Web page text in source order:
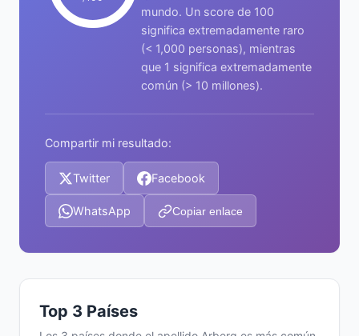
mundo. Un score de 100
significa extremadamente raro
(< 1,000 personas), mientras
que 1 significa extremadamente
común (> 10 millones).
Compartir mi resultado:
Twitter Facebook
WhatsApp Copiar enlace
Top 3 Países